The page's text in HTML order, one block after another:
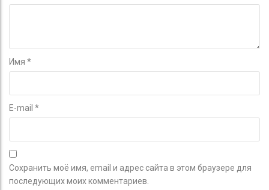
Имя *
E-mail *
Сохранить моё имя, email и адрес сайта в этом браузере для
последующих моих комментариев.